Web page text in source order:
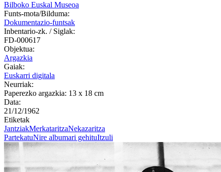
Bilboko Euskal Museoa
Funts-mota/Bilduma:
Dokumentazio-funtsak
Inbentario-zk. / Siglak:
FD-000617
Objektua:
Argazkia
Gaiak:
Euskarri digitala
Neurriak:
Paperezko argazkia: 13 x 18 cm
Data:
21/12/1962
Etiketak
JantziakMerkataritzaNekazaritza
PartekatuNire albumari gehituItzuli